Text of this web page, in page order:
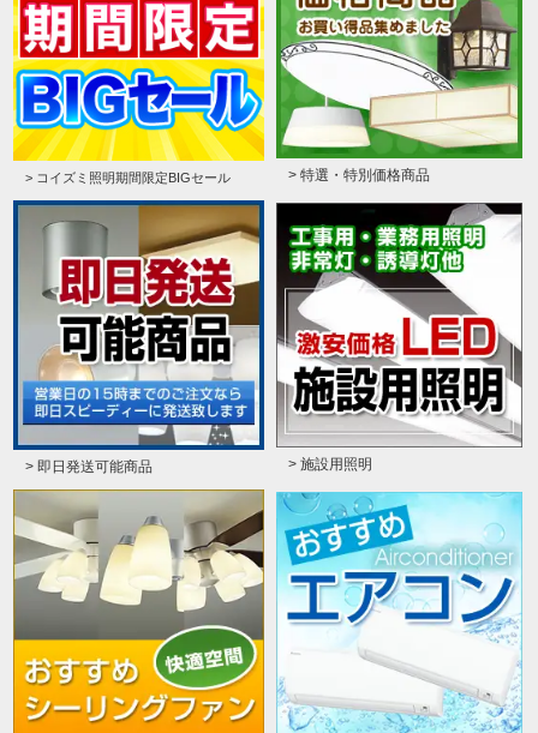
> コイズミ照明期間限定BIGセール > 特選・特別価格商品
> 即日発送可能商品 > 施設用照明